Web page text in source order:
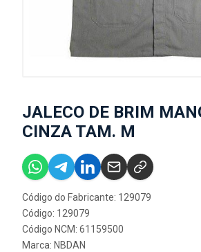
JALECO DE BRIM
CINZA TAM. M
Código do Fabricante: 129079
Código: 129079
Código NCM: 61159500
Marca: NBDAN